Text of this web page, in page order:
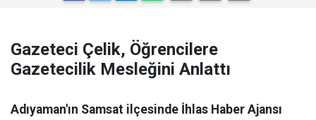
Gazeteci Çelik, Öğrencilere
Gazetecilik Mesleğini Anlattı
Adıyaman'ın Samsat ilçesinde İhlas Haber Ajansı